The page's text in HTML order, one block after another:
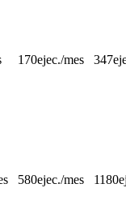
170ejec./mes 347
580ejec./mes 1180